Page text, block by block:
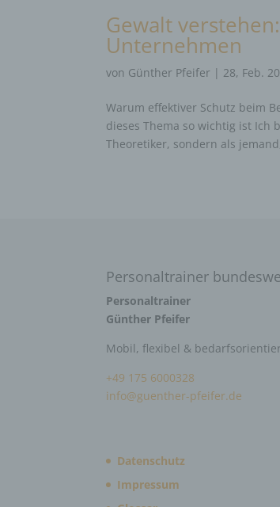
Gewalt
Unternehmen
von Günther Pfeifer | 28, Feb.
Warum effektiver Schutz beim
dieses Thema so wichtig ist Ich
Theoretiker, sondern als jemand,
Personaltrainer
Personaltrainer
Günther Pfeifer
Mobil, flexibel &
+49 175 6000328
info@guenther-pfeifer.de
Datenschutz
Impressum